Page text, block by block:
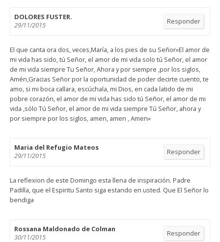
Responder
DOLORES FUSTER.
29/11/2015
El que canta ora dos, veces,María, a los pies de su Señor»El amor de
mi vida has sido, tú Señor, el amor de mi vida solo tú Señor, el amor
de mi vida siempre Tu Señor, Ahora y por siempre ,por los siglos,
Amén,Gracias Señor por la oportunidad de poder decirte cuento, te
amo, si mi boca callara, escúchala, mi Dios, en cada latido de mi
pobre corazón, el amor de mi vida has sido tú Señor, el amor de mi
vida ,sólo Tú Señor, el amor de mi vida siempre Tú Señor, ahora y
por siempre por los siglos, amen, amen , Amen»
Responder
Maria del Refugio Mateos
29/11/2015
La reflexion de este Domingo esta llena de inspiración. Padre
Padilla, que el Espiritu Santo siga estando en usted. Que El Señor lo
bendiga
Responder
Rossana Maldonado de Colman
30/11/2015